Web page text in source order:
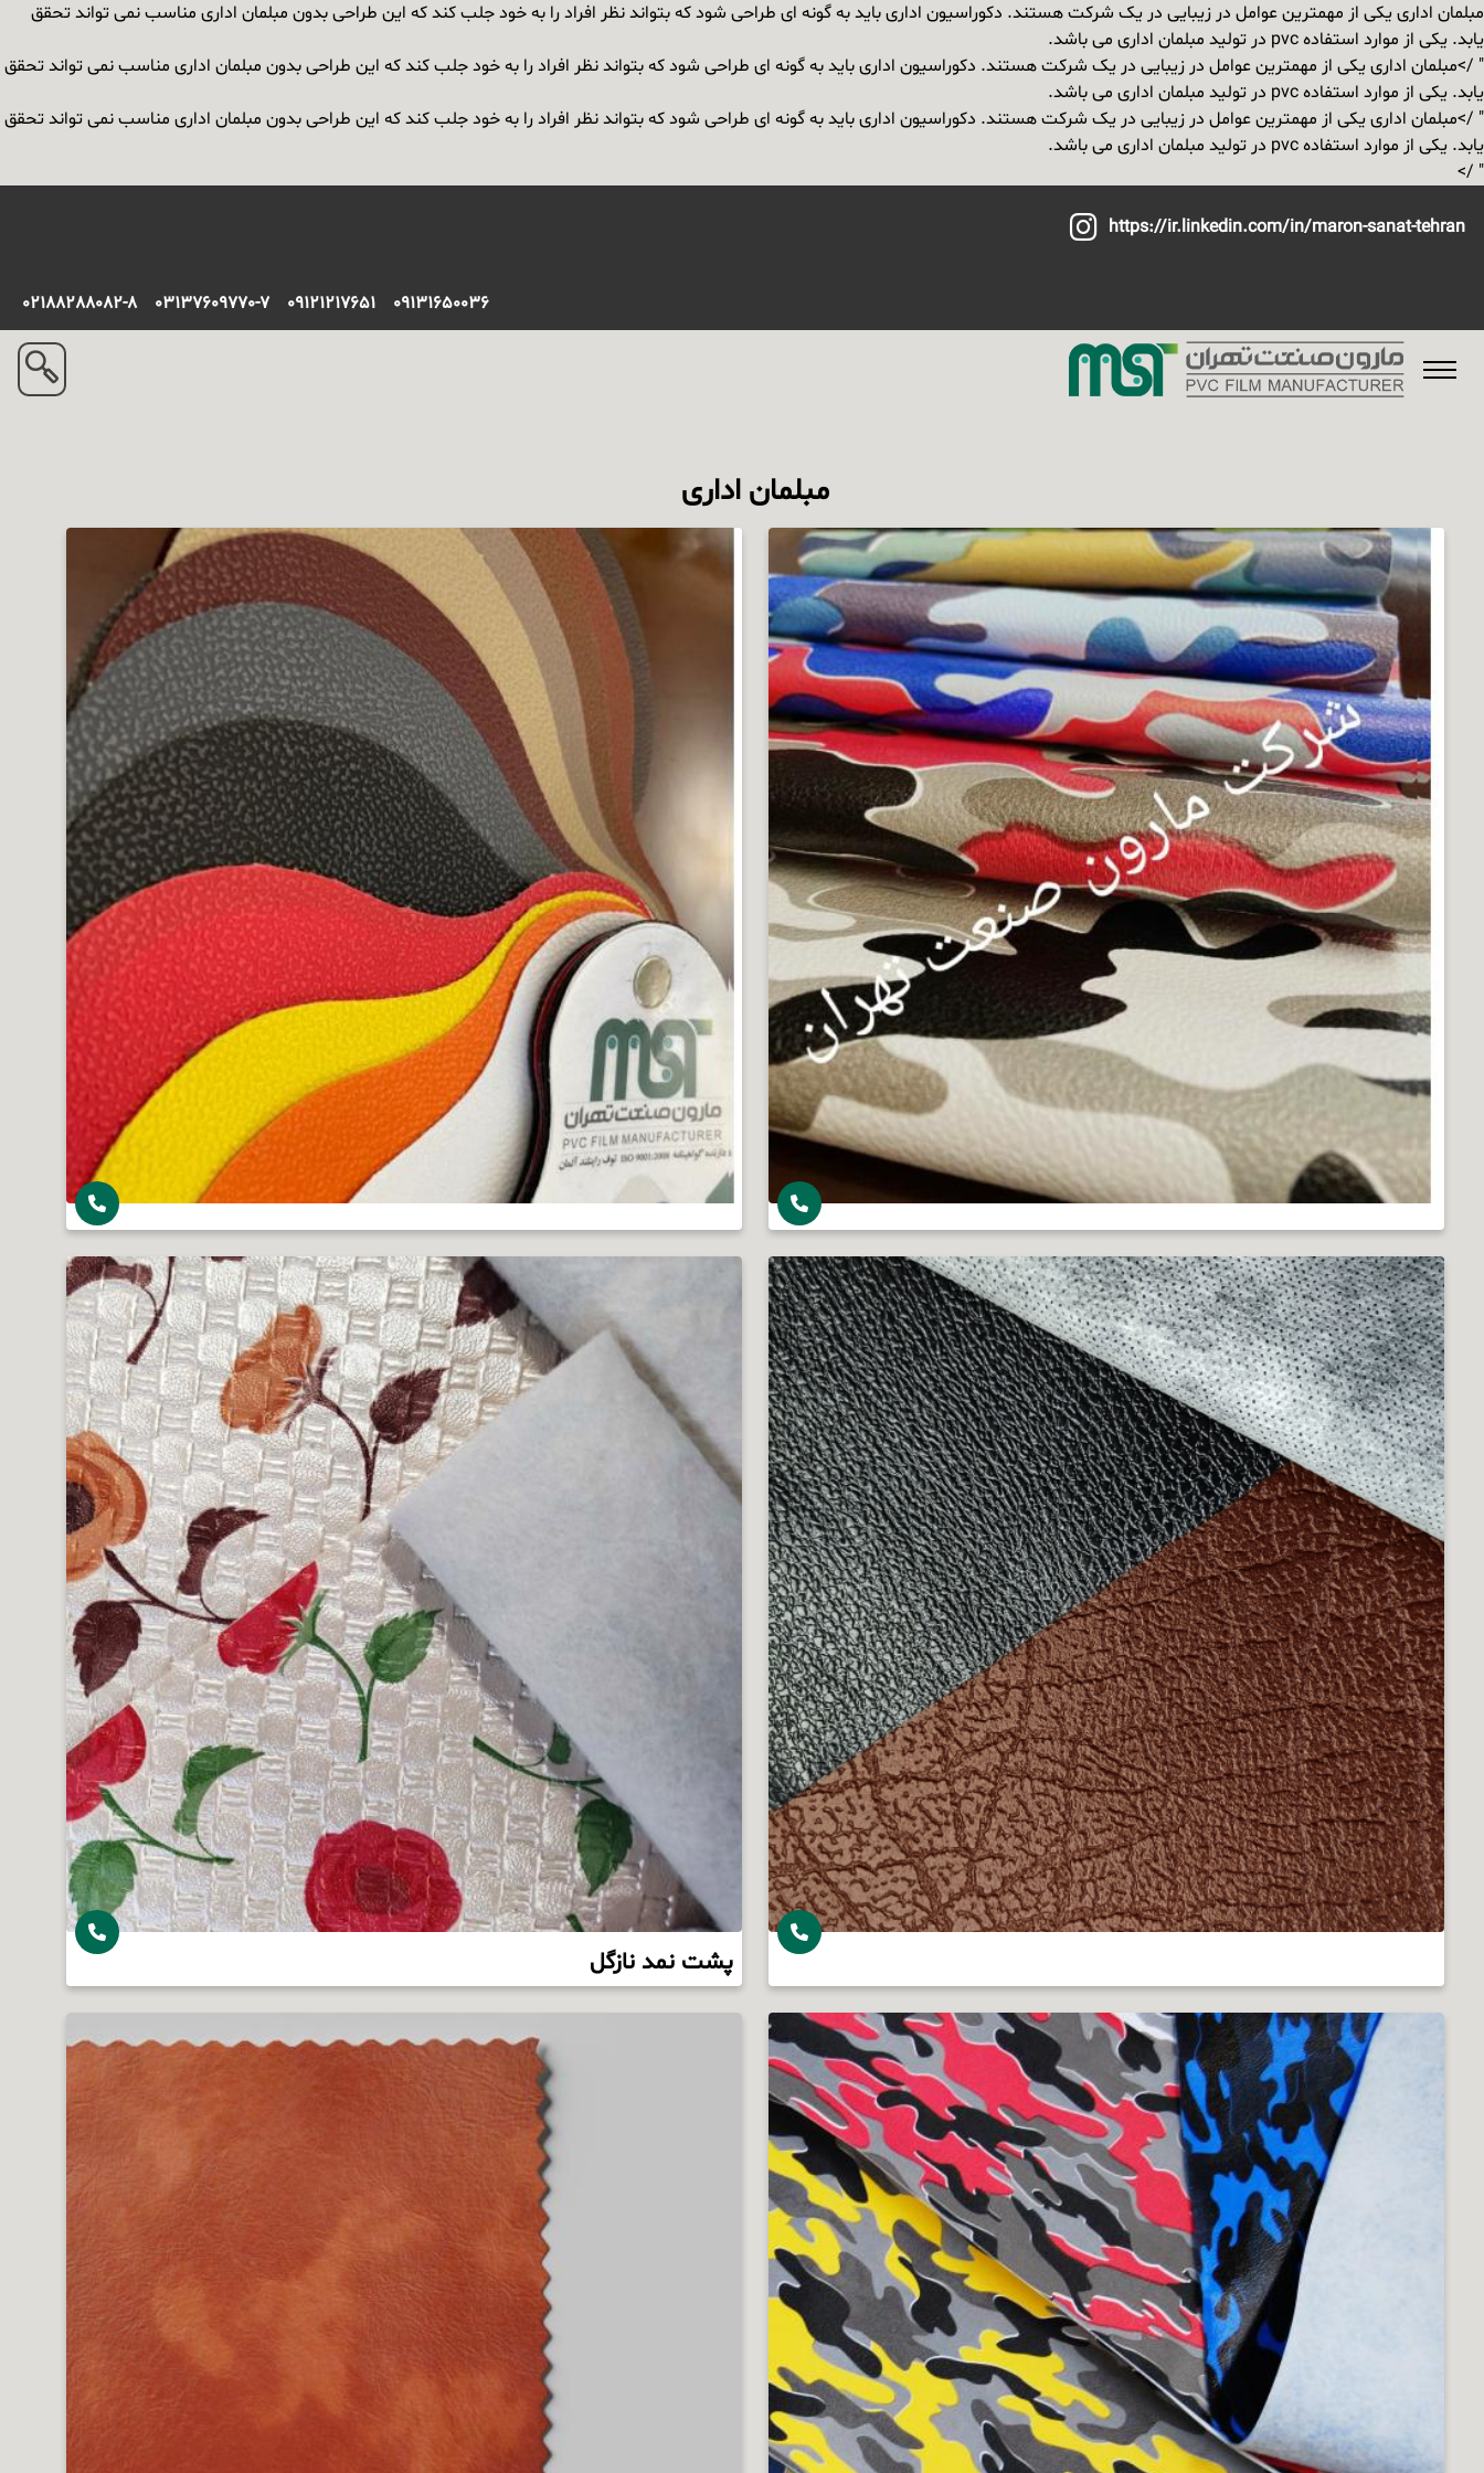
مبلمان اداری یکی از مهمترین عوامل در زیبایی در یک شرکت هستند. دکوراسیون اداری باید به گونه ای طراحی شود که بتواند نظر افراد را به خود جلب کند که این طراحی بدون مبلمان اداری مناسب نمی تواند تحقق
یابد. یکی از موارد استفاده pvc در تولید مبلمان اداری می باشد.
" />مبلمان اداری یکی از مهمترین عوامل در زیبایی در یک شرکت هستند. دکوراسیون اداری باید به گونه ای طراحی شود که بتواند نظر افراد را به خود جلب کند که این طراحی بدون مبلمان اداری مناسب نمی تواند تحقق
یابد. یکی از موارد استفاده pvc در تولید مبلمان اداری می باشد.
" />مبلمان اداری یکی از مهمترین عوامل در زیبایی در یک شرکت هستند. دکوراسیون اداری باید به گونه ای طراحی شود که بتواند نظر افراد را به خود جلب کند که این طراحی بدون مبلمان اداری مناسب نمی تواند تحقق
یابد. یکی از موارد استفاده pvc در تولید مبلمان اداری می باشد.
" />
https://ir.linkedin.com/in/maron-sanat-tehran
09131650036
09121217651
03137609770-7
02188288082-8
مبلمان اداری
پشت نمد نازگل